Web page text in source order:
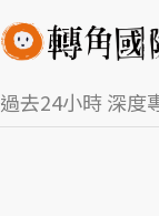
過去24小時深度